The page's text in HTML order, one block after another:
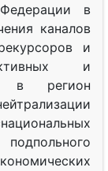
Федерации в
каналов
и
и
в регион